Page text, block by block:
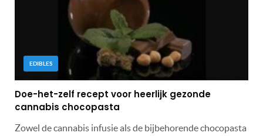
EDIBLES
Doe-het-zelf recept voor heerlijk gezonde
cannabis chocopasta
Zowel de cannabis infusie als de bijbehorende chocopasta